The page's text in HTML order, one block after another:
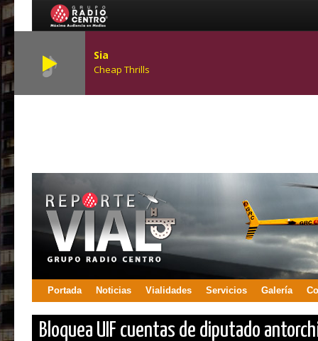
Sia
Cheap Thrills
Portada Noticias Vialidades Servicios Galería
Bloquea UIF cuentas de diputado